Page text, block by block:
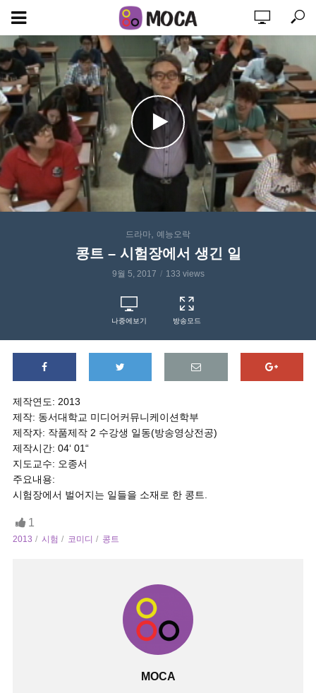
드라마 예능오락
콩트 – 시험장에서 생긴 일
9월 5, 2017 133 views
나중에보기 방송모드
제작연도: 2013
제작: 동서대학교 미디어커뮤니케이션학부
제작자: 작품제작 2 수강생 일동(방송영상전공)
제작시간: 04‘ 01“
지도교수: 오종서
주요내용:
시험장에서 벌어지는 일들을 소재로 한 콩트.
1
2013 시험 코미디 콩트
MOCA